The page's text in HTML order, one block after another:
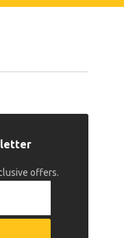
offers.